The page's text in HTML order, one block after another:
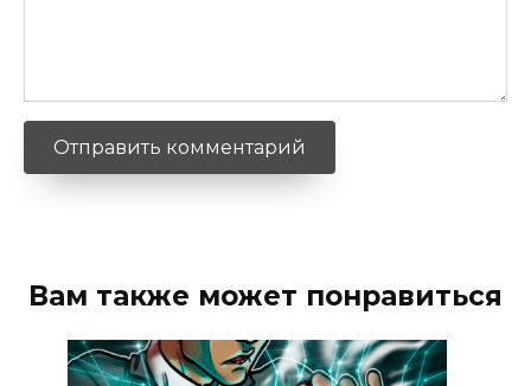
Вам также может понравиться